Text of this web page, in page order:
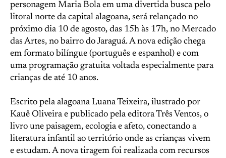
personagem Maria Bola em uma divertida busca pelo
litoral norte da capital alagoana, será relançado no
próximo dia 10 de agosto, das 15h às 17h, no Mercado
das Artes, no bairro do Jaraguá. A nova edição chega
em formato bilíngue (português e espanhol) e com
uma programação gratuita voltada especialmente para
crianças de até 10 anos.
Escrito pela alagoana Luana Teixeira, ilustrado por
Kauê Oliveira e publicado pela editora Três Ventos, o
livro une paisagem, ecologia e afeto, conectando a
literatura infantil ao território onde as crianças vivem
e estudam. A nova tiragem foi realizada com recursos